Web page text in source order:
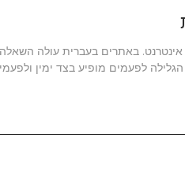
באתרים בעברית עולה
לפעמים מופיע בצד ימין